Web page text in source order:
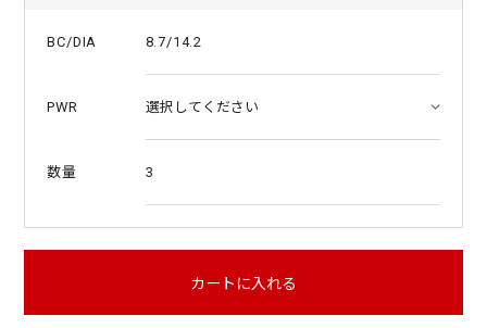
BC/DIA 8.7/14.2
PWR
数量 3
カートに入れる